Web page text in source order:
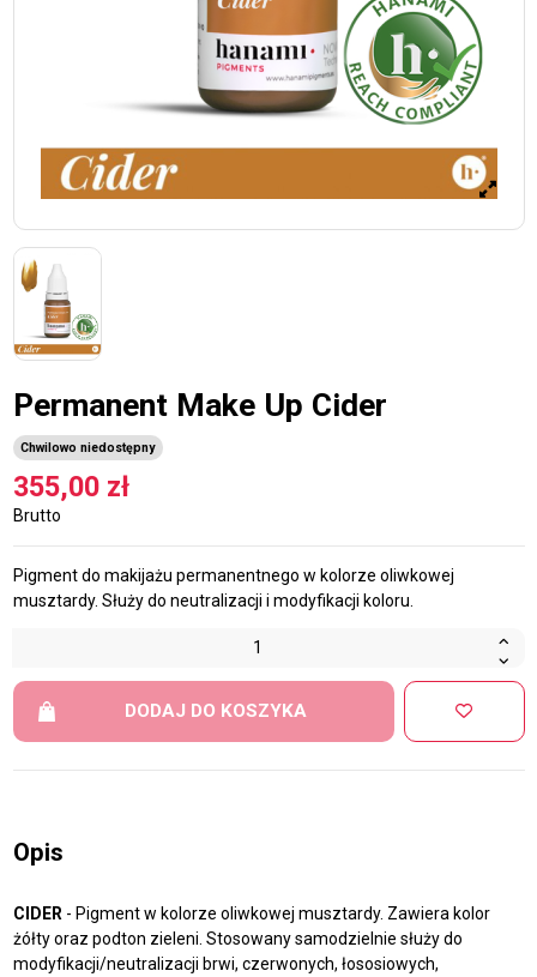
Permanent Make Up Cider
Chwilowo niedostępny
355,00 zł
Brutto
Pigment do makijażu permanentnego w kolorze oliwkowej
musztardy. Służy do neutralizacji i modyfikacji koloru.
DODAJ DO KOSZYKA
Opis
CIDER - Pigment w kolorze oliwkowej musztardy. Zawiera kolor
żółty oraz podton zieleni. Stosowany samodzielnie służy do
modyfikacji/neutralizacji brwi, czerwonych, łososiowych,